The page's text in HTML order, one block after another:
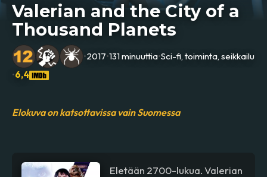
Valerian and the City of a
Thousand Planets
•2017•131 minuuttia•Sci-fi, toiminta, seikkailu
•6,4
Elokuva on katsottavissa vain Suomessa
Eletään 2700-lukua. Valerian